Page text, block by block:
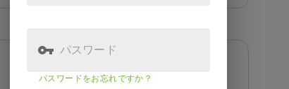
パスワード
パスワードをお忘れですか？